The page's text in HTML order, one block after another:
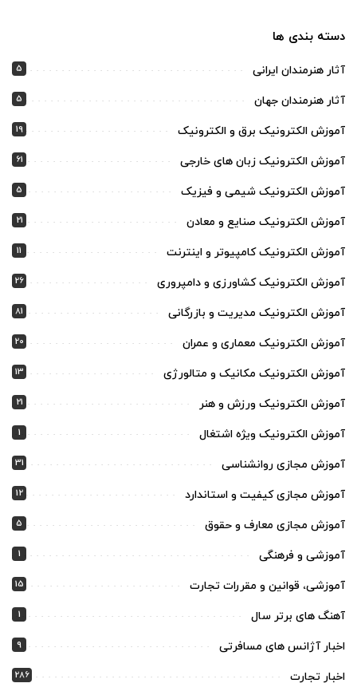
دسته بندی ها
آثار هنرمندان ایرانی 5
آثار هنرمندان جهان 5
آموزش الکترونیک برق و الکترونیک 19
آموزش الکترونیک زبان های خارجی 61
آموزش الکترونیک شیمی و فیزیک 5
آموزش الکترونیک صنایع و معادن 21
آموزش الکترونیک کامپیوتر و اینترنت 11
آموزش الکترونیک کشاورزی و دامپروری 26
آموزش الکترونیک مدیریت و بازرگانی 81
آموزش الکترونیک معماری و عمران 20
آموزش الکترونیک مکانیک و متالورژی 13
آموزش الکترونیک ورزش و هنر 21
آموزش الکترونیک ویژه اشتغال 1
آموزش مجازی روانشناسی 31
آموزش مجازی کیفیت و استاندارد 12
آموزش مجازی معارف و حقوق 5
آموزشی و فرهنگی 1
آموزشی، قوانین و مقررات تجارت 15
آهنگ های برتر سال 1
اخبار آژانس های مسافرتی 9
اخبار تجارت 286